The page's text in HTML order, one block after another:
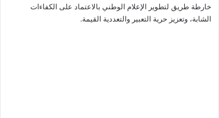
خارطة طريق لتطوير الإعلام الوطني بالاعتماد على الكفاءات
الشابة، وتعزيز حرية التعبير والتعددية القيمة.